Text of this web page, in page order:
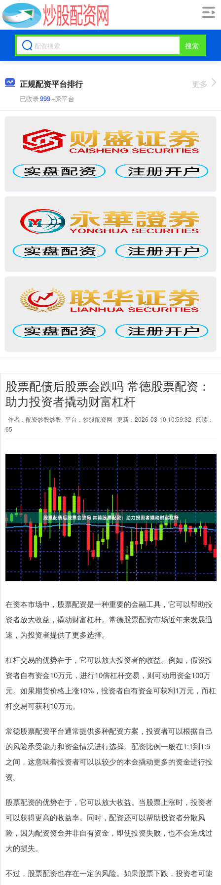
搜索
正规配资平台排行
已收录999+家平台
更多
股票配债后股票会跌吗 常德股票配资：
助力投资者撬动财富杠杆
作者：配资炒股炒股 平台：炒股配资网 更新：2026-03-10 10:59:32
阅读：
65
在资本市场中，股票配资是一种重要的金融工具，它可以帮助投
资者放大收益，撬动财富杠杆。常德股票配资市场近年来发展迅
速，为投资者提供了更多选择。
杠杆交易的优势在于，它可以放大投资者的收益。例如，假设投
资者自有资金10万元，进行10倍杠杆交易，则可动用资金100万
元。如果期货价格上涨10%，投资者自有资金可获利1万元，而杠
杆交易可获利10万元。
常德股票配资平台通常提供多种配资方案，投资者可以根据自己
的风险承受能力和资金情况进行选择。配资比例一般在1:1到1:5
之间，这意味着投资者可以以较少的本金撬动更多的资金进行投
资。
股票配资的优势在于，它可以放大收益。当股票上涨时，投资者
可以获得更高的收益率。同时，配资还可以帮助投资者分散风
险，因为配资资金并非自有资金，即使投资失败，也不会造成过
大的损失。
不过，股票配资也存在一定的风险。如果股票下跌，投资者可能